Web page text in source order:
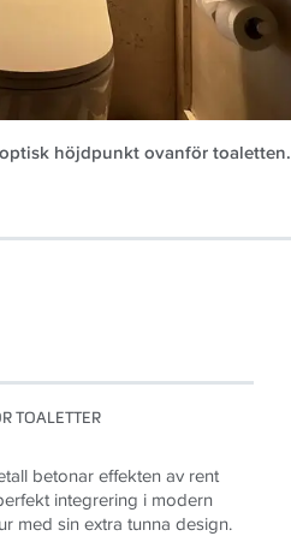
höjdpunkt ovanför toaletten.
TOALETTER
betonar effekten av rent
integrering i modern
med sin extra tunna design.